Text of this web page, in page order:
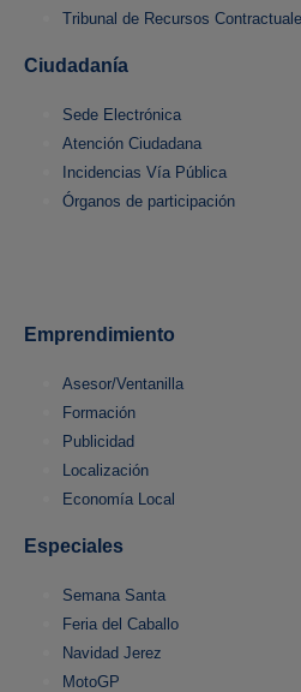
Tribunal de Recursos
Ciudadanía
Sede Electrónica
Atención Ciudadana
Incidencias Vía Pública
Órganos de participación
Emprendimiento
Asesor/Ventanilla
Formación
Publicidad
Localización
Economía Local
Especiales
Semana Santa
Feria del Caballo
Navidad Jerez
MotoGP